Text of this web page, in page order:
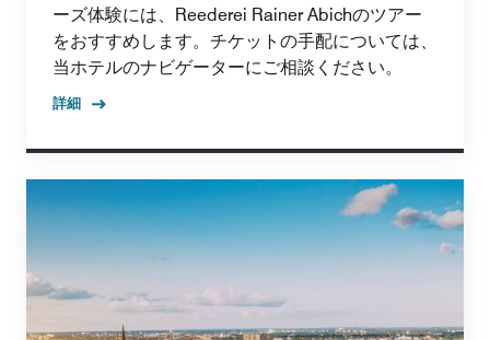
ーズ体験には、Reederei Rainer Abichのツアー
をおすすめします。チケットの手配については、
当ホテルのナビゲーターにご相談ください。
詳細